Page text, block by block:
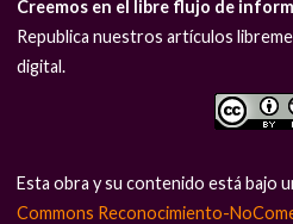
Creemos en el libre flujo de
Republica nuestros artículos
digital.
Esta obra y su contenido está bajo
Commons Reconocimiento-